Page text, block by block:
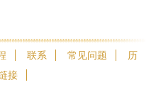
联系 常见问题
历
接